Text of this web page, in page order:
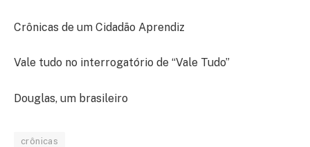
Crônicas de um Cidadão Aprendiz
Vale tudo no interrogatório de “Vale Tudo”
Douglas, um brasileiro
crônicas